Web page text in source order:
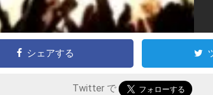
シェアする
Twitter で